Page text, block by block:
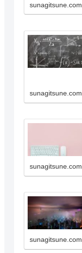
sunagitsune.com
sunagitsune.com
sunagitsune.com
sunagitsune.com